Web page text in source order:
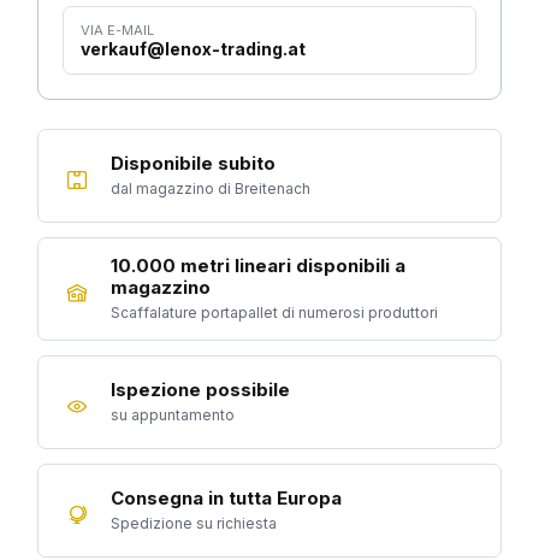
VIA E-MAIL
verkauf@lenox-trading.at
Disponibile subito
dal magazzino di Breitenach
10.000 metri lineari disponibili a
magazzino
Scaffalature portapallet di numerosi produttori
Ispezione possibile
su appuntamento
Consegna in tutta Europa
Spedizione su richiesta